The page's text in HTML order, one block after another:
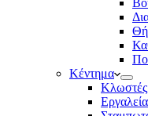
Κέντημα
Κλωστές